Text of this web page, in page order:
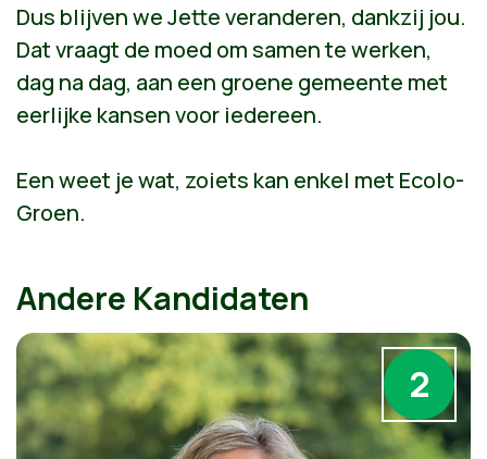
Dus blijven we Jette veranderen, dankzij jou.
Dat vraagt de moed om samen te werken,
dag na dag, aan een groene gemeente met
eerlijke kansen voor iedereen.
Een weet je wat, zoiets kan enkel met Ecolo-
Groen.
Andere Kandidaten
2